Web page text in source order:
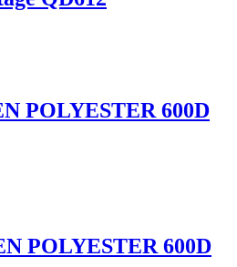
POLYESTER 600D
POLYESTER 600D